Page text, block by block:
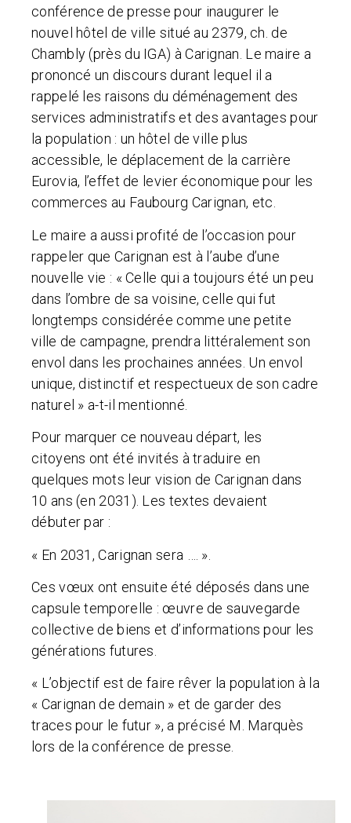
conférence de presse pour inaugurer le
nouvel hôtel de ville situé au 2379, ch. de
Chambly (près du IGA) à Carignan. Le maire a
prononcé un discours durant lequel il a
rappelé les raisons du déménagement des
services administratifs et des avantages pour
la population : un hôtel de ville plus
accessible, le déplacement de la carrière
Eurovia, l’effet de levier économique pour les
commerces au Faubourg Carignan, etc.
Le maire a aussi profité de l’occasion pour
rappeler que Carignan est à l’aube d’une
nouvelle vie : « Celle qui a toujours été un peu
dans l’ombre de sa voisine, celle qui fut
longtemps considérée comme une petite
ville de campagne, prendra littéralement son
envol dans les prochaines années. Un envol
unique, distinctif et respectueux de son cadre
naturel » a-t-il mentionné.
Pour marquer ce nouveau départ, les
citoyens ont été invités à traduire en
quelques mots leur vision de Carignan dans
10 ans (en 2031). Les textes devaient
débuter par :
« En 2031, Carignan sera …. ».
Ces vœux ont ensuite été déposés dans une
capsule temporelle : œuvre de sauvegarde
collective de biens et d’informations pour les
générations futures.
« L’objectif est de faire rêver la population à la
« Carignan de demain » et de garder des
traces pour le futur », a précisé M. Marquès
lors de la conférence de presse.